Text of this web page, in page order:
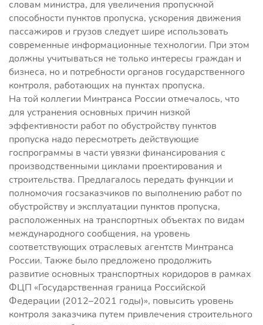
словам министра, для увеличения пропускной
способности пунктов пропуска, ускорения движения
пассажиров и грузов следует шире использовать
современные информационные технологии. При этом
должны учитываться не только интересы граждан и
бизнеса, но и потребности органов государственного
контроля, работающих на пунктах пропуска.
На той коллегии Минтранса России отмечалось, что
для устранения основных причин низкой
эффективности работ по обустройству пунктов
пропуска надо пересмотреть действующие
госпрограммы в части увязки финансирования с
производственными циклами проектирования и
строительства. Предлагалось передать функции и
полномочия госзаказчиков по выполнению работ по
обустройству и эксплуатации пунктов пропуска,
расположенных на транспортных объектах по видам
международного сообщения, на уровень
соответствующих отраслевых агентств Минтранса
России. Также было предложено продолжить
развитие основных транспортных коридоров в рамках
ФЦП «Государственная граница Российской
Федерации (2012–2021 годы)», повысить уровень
контроля заказчика путем привлечения строительного